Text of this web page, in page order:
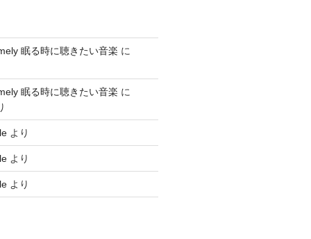
眠る時に聴きたい音楽 に
眠る時に聴きたい音楽 に
より
より
より